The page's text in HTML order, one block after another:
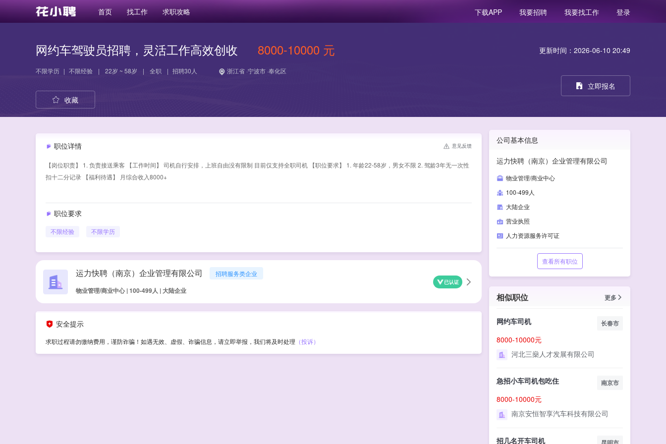
首页 找工作 求职攻略 下载APP 我要招聘 我要找工作 登录
网约车驾驶员招聘，灵活工作高效创收 8000-10000 元
不限学历 | 不限经验 | 22岁 ~ 58岁 | 全职 | 招聘30人 浙江省 ·宁波市 ·奉化区
收藏
职位详情 意见反馈
【岗位职责】 1. 负责接送乘客 【工作时间】 司机自行安排，上班自由没有限制 目前仅支持全职司机 【职位要求】 1. 年龄22-58岁，男女不限 2. 驾龄3年无一次性
扣十二分记录 【福利待遇】 月综合收入8000+
职位要求
不限经验 不限学历
运力快聘（南京）企业管理有限公司 招聘服务类企业
物业管理/商业中心 | 100-499人 | 大陆企业
已认证
安全提示
求职过程请勿缴纳费用，谨防诈骗！如遇无效、虚假、诈骗信息，请立即举报，我们将及时处理 （投诉）
更新时间：2026-06-10 20:49
立即报名
公司基本信息
运力快聘（南京）企业管理有限公司
物业管理/商业中心
100-499人
大陆企业
营业执照
人力资源服务许可证
查看所有职位
相似职位 更多
网约车司机 长春市
8000-10000元
河北三燊人才发展有限公司
急招小车司机包吃住 南京市
8000-10000元
南京安恒智享汽车科技有限公司
招几名开车司机